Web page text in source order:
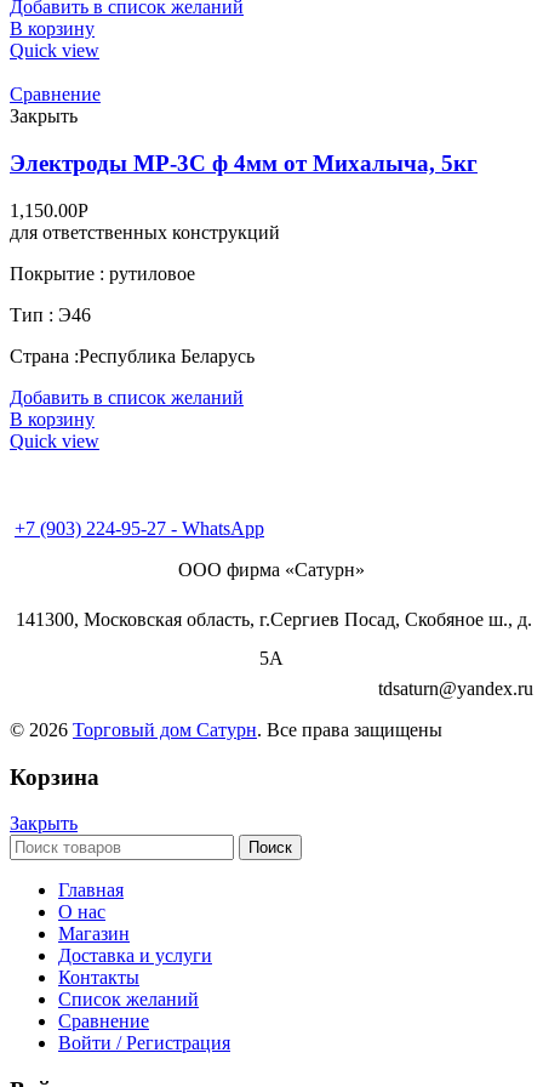
Добавить в список желаний
В корзину
Quick view
Сравнение
Закрыть
Электроды МР-3С ф 4мм от Михалыча, 5кг
1,150.00Р
для ответственных конструкций
Покрытие : рутиловое
Тип : Э46
Страна :Республика Беларусь
Добавить в список желаний
В корзину
Quick view
+7 (903) 224-95-27 - WhatsApp
ООО фирма «Сатурн»
141300, Московская область, г.Сергиев Посад, Скобяное ш., д.
5А
tdsaturn@yandex.ru
© 2026 Торговый дом Сатурн. Все права защищены
Корзина
Закрыть
Поиск
Главная
О нас
Магазин
Доставка и услуги
Контакты
Список желаний
Сравнение
Войти / Регистрация